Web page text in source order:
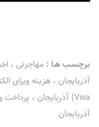
برچسـب هـا : مهاجرتی ،
آذربایجان ، هزینه ویزای
Visa) آذربایجان
،
آذربایجان